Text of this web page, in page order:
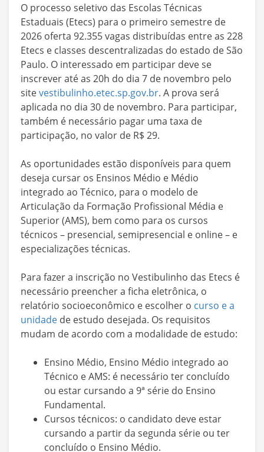
O processo seletivo das Escolas Técnicas
Estaduais (Etecs) para o primeiro semestre de
2026 oferta 92.355 vagas distribuídas entre as 228
Etecs e classes descentralizadas do estado de São
Paulo. O interessado em participar deve se
inscrever até as 20h do dia 7 de novembro pelo
sitevestibulinho.etec.sp.gov.br. A prova será
aplicada no dia 30 de novembro. Para participar,
também é necessário pagar uma taxa de
participação, no valor de R$ 29.
As oportunidades estão disponíveis para quem
deseja cursar os Ensinos Médio e Médio
integrado ao Técnico, para o modelo de
Articulação da Formação Profissional Média e
Superior (AMS), bem como para os cursos
técnicos – presencial, semipresencial e online – e
especializações técnicas.
Para fazer a inscrição no Vestibulinho das Etecs é
necessário preencher a ficha eletrônica, o
relatório socioeconômico e escolher o curso e a
unidade de estudo desejada. Os requisitos
mudam de acordo com a modalidade de estudo:
Ensino Médio, Ensino Médio integrado ao
Técnico e AMS: é necessário ter concluído
ou estar cursando a 9ª série do Ensino
Fundamental.
Cursos técnicos: o candidato deve estar
cursando a partir da segunda série ou ter
concluído o Ensino Médio.